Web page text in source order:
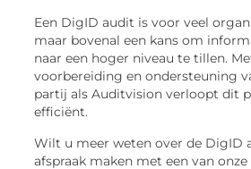
Een DigID audit is voor veel
maar bovenal een kans om
naar een hoger niveau te tillen.
voorbereiding en ondersteuning
partij als Auditvision verloopt dit
efficiënt.
Wilt u meer weten over de DigID
afspraak maken met een van